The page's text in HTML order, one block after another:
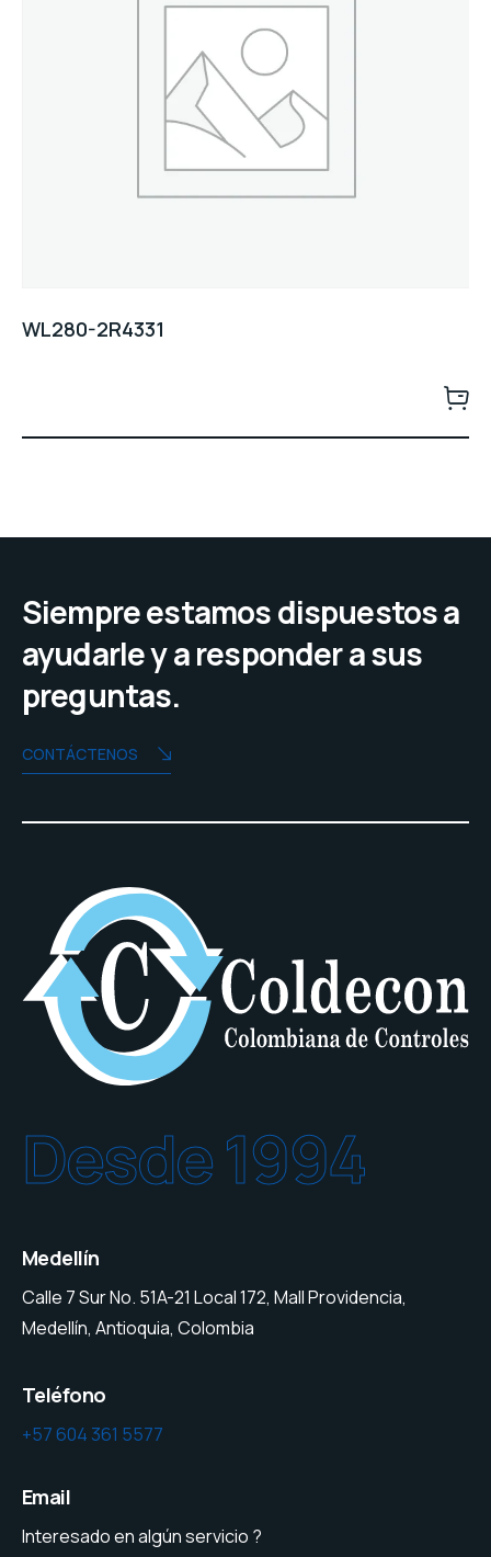
WL280-2R4331
Siempre estamos dispuestos a
ayudarle y a responder a sus
preguntas.
CONTÁCTENOS
Desde 1994
Medellín
Calle 7 Sur No. 51A-21 Local 172, Mall Providencia,
Medellín, Antioquia, Colombia
Teléfono
+57 604 361 5577
Email
Interesado en algún servicio ?